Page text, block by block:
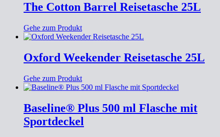
The Cotton Barrel Reisetasche 25L
Gehe zum Produkt
Oxford Weekender Reisetasche 25L
Gehe zum Produkt
Baseline® Plus 500 ml Flasche mit
Sportdeckel